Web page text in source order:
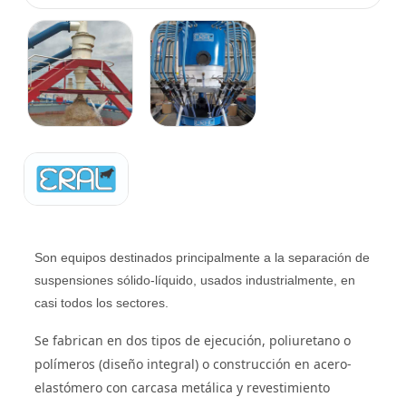
Son equipos destinados principalmente a la separación de
suspensiones sólido-líquido, usados industrialmente, en
casi todos los sectores.
Se fabrican en dos tipos de ejecución, poliuretano o
polímeros (diseño integral) o construcción en acero-
elastómero con carcasa metálica y revestimiento